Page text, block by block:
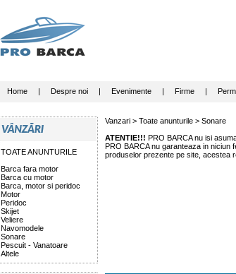
Home| Despre noi| Evenimente| Firme|
TOATE ANUNTURILE
Barca fara motor
Barca cu motor
Barca, motor si peridoc
Motor
Peridoc
Skijet
Veliere
Navomodele
Sonare
Pescuit - Vanatoare
Altele
Vanzari > Toate anunturile> Sonare
ATENTIE!!! PRO BARCA nu isi
PRO BARCA nu garanteaza in niciun
produselor prezente pe site, acestea